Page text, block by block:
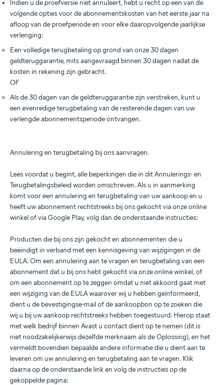
Indien u de proefversie niet annuleert, hebt u recht op een van de
volgende opties voor de abonnementskosten van het eerste jaar na
afloop van de proefperiode en voor elke daaropvolgende jaarlijkse
verlenging:
Een volledige terugbetaling op grond van onze 30 dagen
geldteruggarantie, mits aangevraagd binnen 30 dagen nadat de
kosten in rekening zijn gebracht.
OF
Als de 30 dagen van de geldteruggarantie zijn verstreken, kunt u
een evenredige terugbetaling van de resterende dagen van uw
verlengde abonnementsperiode ontvangen.
Annulering en terugbetaling bij ons aanvragen.
Lees voordat u begint, alle beperkingen die in dit Annulerings- en
Terugbetalingsbeleid worden omschreven. Als u in aanmerking
komt voor een annulering en terugbetaling van uw aankoop en u
heeft uw abonnement rechtstreeks bij ons gekocht via onze online
winkel of via Google Play, volg dan de onderstaande instructies:
Producten die bij ons zijn gekocht en abonnementen die u
beëindigt in verband met een kennisgeving van wijzigingen in de
EULA. Om een annulering aan te vragen en terugbetaling van een
abonnement dat u bij ons hebt gekocht via onze online winkel, of
om een abonnement op te zeggen omdat u niet akkoord gaat met
een wijziging van de EULA waarover wij u hebben geïnformeerd,
dient u de bevestigingse-mail of de aankoopbon op te zoeken die
wij u bij uw aankoop rechtstreeks hebben toegestuurd. Hierop staat
met welk bedrijf binnen Avast u contact dient op te nemen (dit is
niet noodzakelijkerwijs dezelfde merknaam als de Oplossing), en het
vermeldt bovendien bepaalde andere informatie die u dient aan te
leveren om uw annulering en terugbetaling aan te vragen. Klik
daarna op de onderstaande link en volg de instructies op de
gekoppelde pagina: